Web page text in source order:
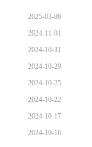
2025-03-06
2024-11-01
2024-10-31
2024-10-29
2024-10-25
2024-10-22
2024-10-17
2024-10-16